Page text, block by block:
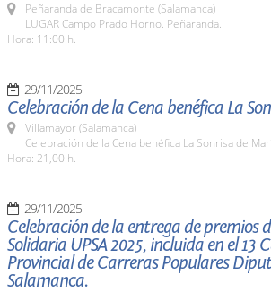
Peñaranda de Bracamonte (Salamanca)
LUGAR Campo Prado Horno. Peñaranda.
Hora: 11:00 h.
29/11/2025
Celebración de la Cena benéfica La
Villamayor (Salamanca)
Celebración de la Cena benéfica La Sonrisa de
Hora: 21,00 h.
29/11/2025
Celebración de la entrega de premios
Solidaria UPSA 2025, incluida en el 13
Provincial de Carreras Populares
Salamanca.